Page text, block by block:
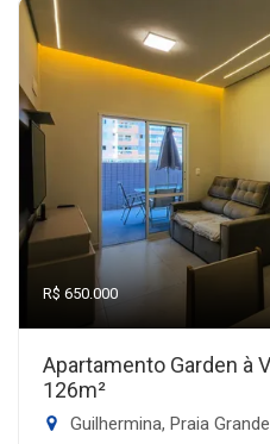
R$ 650.000
Apartamento Garden à
126m²
Guilhermina, Praia